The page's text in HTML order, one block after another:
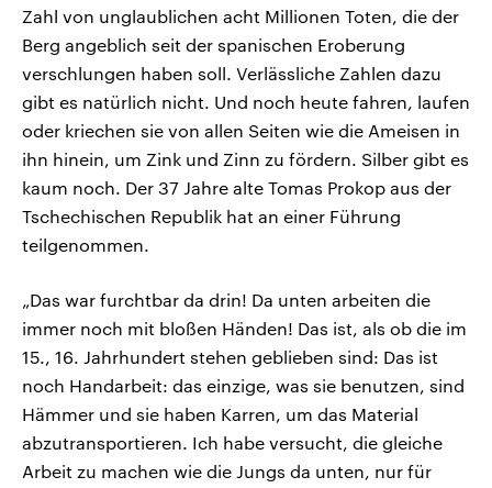
Zahl von unglaublichen acht Millionen Toten, die der
Berg angeblich seit der spanischen Eroberung
verschlungen haben soll. Verlässliche Zahlen dazu
gibt es natürlich nicht. Und noch heute fahren, laufen
oder kriechen sie von allen Seiten wie die Ameisen in
ihn hinein, um Zink und Zinn zu fördern. Silber gibt es
kaum noch. Der 37 Jahre alte Tomas Prokop aus der
Tschechischen Republik hat an einer Führung
teilgenommen.
„Das war furchtbar da drin! Da unten arbeiten die
immer noch mit bloßen Händen! Das ist, als ob die im
15., 16. Jahrhundert stehen geblieben sind: Das ist
noch Handarbeit: das einzige, was sie benutzen, sind
Hämmer und sie haben Karren, um das Material
abzutransportieren. Ich habe versucht, die gleiche
Arbeit zu machen wie die Jungs da unten, nur für